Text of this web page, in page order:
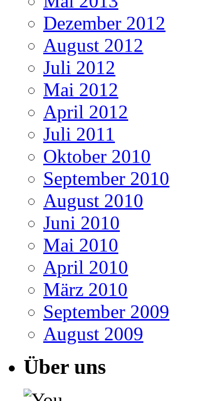
Dezember 2012
August 2012
Juli 2012
Mai 2012
April 2012
Juli 2011
Oktober 2010
September 2010
August 2010
Juni 2010
Mai 2010
April 2010
März 2010
September 2009
August 2009
Über uns